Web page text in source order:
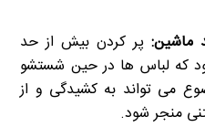
ماشین:پر کردن بیش از حد
که لباس ها در حین شستشو
می تواند به کشیدگی و از
منجر شود.